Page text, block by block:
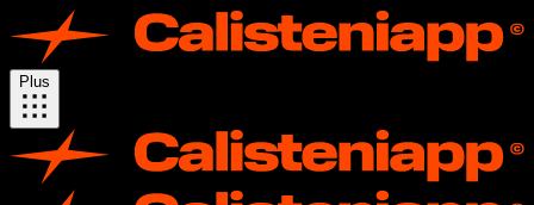
Plus